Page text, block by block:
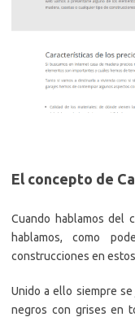
El concepto de
Cuando hablamos del
hablamos, como
construcciones en
Unido a ello siempre
negros con grises en